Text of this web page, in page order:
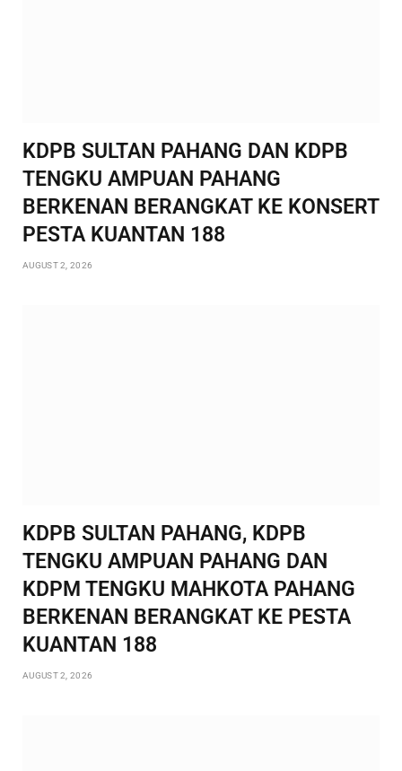
KDPB SULTAN PAHANG DAN KDPB
TENGKU AMPUAN PAHANG
BERKENAN BERANGKAT KE KONSERT
PESTA KUANTAN 188
AUGUST 2, 2026
KDPB SULTAN PAHANG, KDPB
TENGKU AMPUAN PAHANG DAN
KDPM TENGKU MAHKOTA PAHANG
BERKENAN BERANGKAT KE PESTA
KUANTAN 188
AUGUST 2, 2026